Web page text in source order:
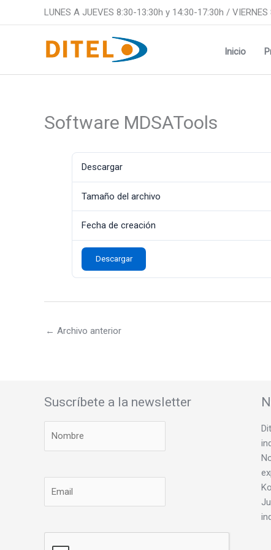
LUNES A JUEVES 8:30-13:30h y 14:30-17:30h /
Inicio
Software MDSATools
Descargar
Tamaño del archivo
Fecha de creación
Descargar
← Archivo anterior
Suscríbete a la newsletter